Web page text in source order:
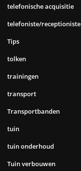
telefonische acquisitie
telefoniste/receptioniste
Tips
tolken
trainingen
transport
Transportbanden
tuin
tuin onderhoud
Tuin verbouwen